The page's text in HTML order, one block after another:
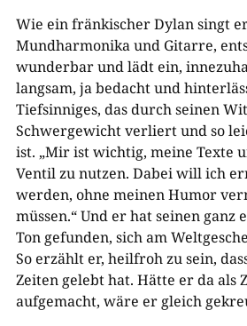
Wie ein fränkischer Dylan singt
Mundharmonika und Gitarre,
wunderbar und lädt ein,
langsam, ja bedacht und
Tiefsinniges, das durch seinen
Schwergewicht verliert und so
ist. „Mir ist wichtig, meine Texte
Ventil zu nutzen. Dabei will ich
werden, ohne meinen Humor
müssen.“ Und er hat seinen ganz
Ton gefunden, sich am
So erzählt er, heilfroh zu sein,
Zeiten gelebt hat. Hätte er da als
aufgemacht, wäre er gleich